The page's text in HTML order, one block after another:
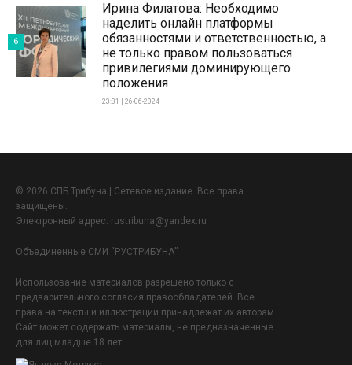
Ирина Филатова: Необходимо
наделить онлайн платформы
обязанностями и ответственностью, а
не только правом пользоваться
привилегиями доминирующего
положения
23:31 | 26-06-2024
6
© 2026 СПБ Трибуна | Сетевое издание. Все права
защищены.
Электронный адрес: rustribuna@yandex.ru
Объединенные СМИ “РУСТРИБУНА”
Использование материалов разрешено только с
предварительного согласия правообладателей. Все
права на тексты и иллюстрации принадлежат их авторам.
Сайт может содержать материалы, не предназначенные
для лиц младше 18 лет.